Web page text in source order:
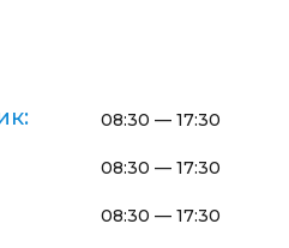
08:30 — 17:30
08:30 — 17:30
08:30 — 17:30